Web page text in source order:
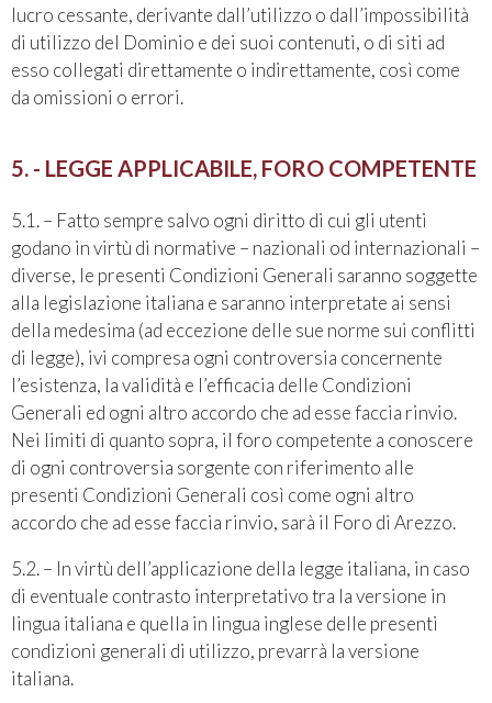
lucro cessante, derivante dall’utilizzo o dall’impossibilità
di utilizzo del Dominio e dei suoi contenuti, o di siti ad
esso collegati direttamente o indirettamente, così come
da omissioni o errori.
5. - LEGGE APPLICABILE, FORO COMPETENTE
5.1. – Fatto sempre salvo ogni diritto di cui gli utenti
godano in virtù di normative – nazionali od internazionali –
diverse, le presenti Condizioni Generali saranno soggette
alla legislazione italiana e saranno interpretate ai sensi
della medesima (ad eccezione delle sue norme sui conflitti
di legge), ivi compresa ogni controversia concernente
l’esistenza, la validità e l’efficacia delle Condizioni
Generali ed ogni altro accordo che ad esse faccia rinvio.
Nei limiti di quanto sopra, il foro competente a conoscere
di ogni controversia sorgente con riferimento alle
presenti Condizioni Generali così come ogni altro
accordo che ad esse faccia rinvio, sarà il Foro di Arezzo.
5.2. – In virtù dell’applicazione della legge italiana, in caso
di eventuale contrasto interpretativo tra la versione in
lingua italiana e quella in lingua inglese delle presenti
condizioni generali di utilizzo, prevarrà la versione
italiana.